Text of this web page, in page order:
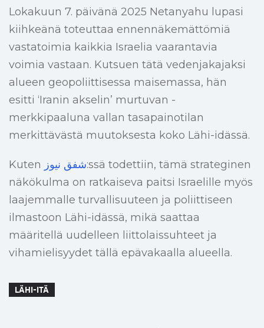
Lokakuun 7. päivänä 2025 Netanyahu lupasi
kiihkeänä toteuttaa ennennäkemättömiä
vastatoimia kaikkia Israelia vaarantavia
voimia vastaan. Kutsuen tätä vedenjakajaksi
alueen geopoliittisessa maisemassa, hän
esitti ‘Iranin akselin’ murtuvan -
merkkipaaluna vallan tasapainotilan
merkittävästä muutoksesta koko Lähi-idässä.
Kuten شفق نيوز:ssä todettiin, tämä strateginen
näkökulma on ratkaiseva paitsi Israelille myös
laajemmalle turvallisuuteen ja poliittiseen
ilmastoon Lähi-idässä, mikä saattaa
määritellä uudelleen liittolaissuhteet ja
vihamielisyydet tällä epävakaalla alueella.
LÄHI-ITÄ